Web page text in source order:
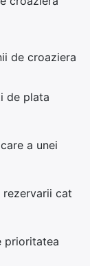
de croaziera
de plata
a unei
cat
prioritatea